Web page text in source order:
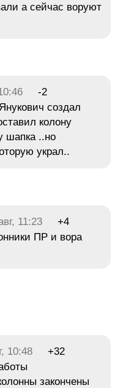
а сейчас воруют
-2
создал
колону
шапка ..но
украл..
11:23
+4
ПР и вора
10:48
+32
закончены